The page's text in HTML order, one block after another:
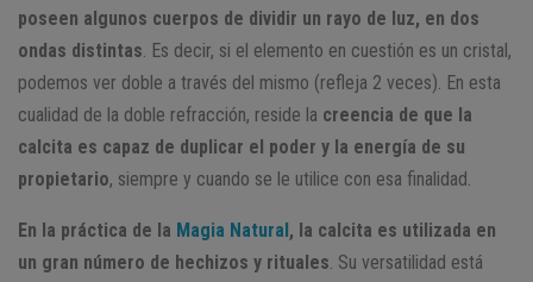
poseen algunos cuerpos de dividir un rayo de luz, en dos
ondas distintas. Es decir, si el elemento en cuestión es un cristal,
podemos ver doble a través del mismo (refleja 2 veces). En esta
cualidad de la doble refracción, reside la creencia de que la
calcita es capaz de duplicar el poder y la energía de su
propietario, siempre y cuando se le utilice con esa finalidad.
En la práctica de la Magia Natural , la calcita es utilizada en
un gran número de hechizos y rituales. Su versatilidad está